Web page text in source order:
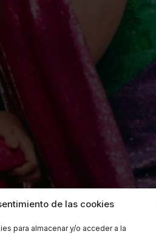
de las cookies
para almacenar y/o acceder a la